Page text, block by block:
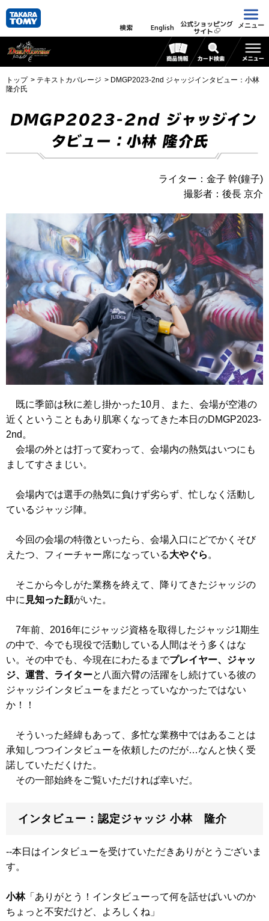
検索 English 公式ショッピング
サイト
メニュー
トップ テキストカバレージ
DMGP2023-2nd ジャッジインタビュー：小林
隆介氏
DMGP2023-2nd ジャッジイン
タビュー：小林 隆介氏
ライター：金子 幹(鐘子)
撮影者：後長 京介
既に季節は秋に差し掛かった10月、また、会場が空港の
近くということもあり肌寒くなってきた本日のDMGP2023-
2nd。
会場の外とは打って変わって、会場内の熱気はいつにも
ましてすさまじい。
会場内では選手の熱気に負けず劣らず、忙しなく活動し
ているジャッジ陣。
今回の会場の特徴といったら、会場入口にどでかくそび
えたつ、フィーチャー席になっている大やぐら 。
そこから今しがた業務を終えて、降りてきたジャッジの
中に 見知った顔がいた。
7年前、2016年にジャッジ資格を取得したジャッジ1期生
の中で、今でも現役で活動している人間はそう多くはな
い。その中でも、今現在にわたるまでプレイヤー、ジャッ
ジ、運営、ライターと八面六臂の活躍をし続けている彼の
ジャッジインタビューをまだとっていなかったではない
か！！
そういった経緯もあって、多忙な業務中ではあることは
承知しつつインタビューを依頼したのだが…なんと快く受
諾していただくけた。
その一部始終をご覧いただければ幸いだ。
インタビュー：認定ジャッジ 小林 隆介
--本日はインタビューを受けていただきありがとうございま
す。
小林「ありがとう！インタビューって何を話せばいいのか
ちょっと不安だけど、よろしくね」